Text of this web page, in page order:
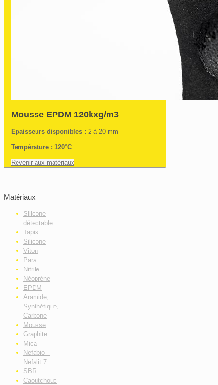
Mousse EPDM 120kxg/m3
Epaisseurs disponibles : 2 à 20 mm
Température : 120°C
Revenir aux matériaux
Matériaux
Silicone
détectable
Tapis
Silicone
Viton
Para
Nitrile
Néoprène
EPDM
Aramide,
Synthétique,
Carbone
Mousse
Graphite
Mica
Nefabio –
Nefalit 7
SBR
Caoutchouc